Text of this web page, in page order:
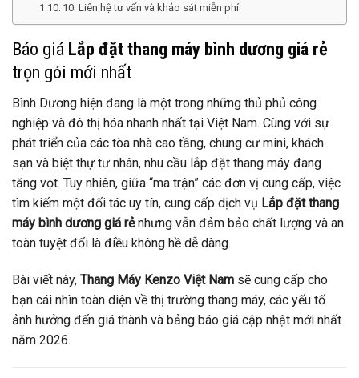
10. Liên hệ tư vấn và khảo sát miễn phí
Báo giá Lắp đặt thang máy bình dương giá rẻ
trọn gói mới nhất
Bình Dương hiện đang là một trong những thủ phủ công
nghiệp và đô thị hóa nhanh nhất tại Việt Nam. Cùng với sự
phát triển của các tòa nhà cao tầng, chung cư mini, khách
sạn và biệt thự tư nhân, nhu cầu lắp đặt thang máy đang
tăng vọt. Tuy nhiên, giữa “ma trận” các đơn vị cung cấp, việc
tìm kiếm một đối tác uy tín, cung cấp dịch vụ Lắp đặt thang
máy bình dương giá rẻnhưng vẫn đảm bảo chất lượng và an
toàn tuyệt đối là điều không hề dễ dàng.
Bài viết này, Thang Máy Kenzo Việt Nam sẽ cung cấp cho
bạn cái nhìn toàn diện về thị trường thang máy, các yếu tố
ảnh hưởng đến giá thành và bảng báo giá cập nhật mới nhất
năm 2026.